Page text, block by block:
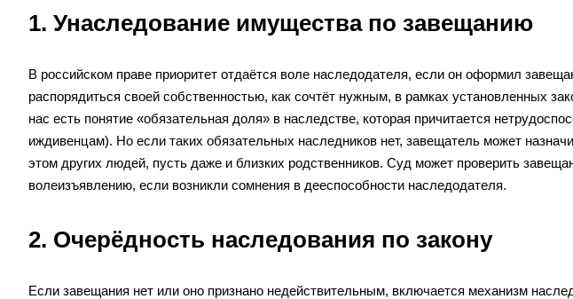
1. Унаследование имущества по завещанию
В российском праве приоритет отдаётся воле наследодателя, если он оформил
распорядиться своей собственностью, как сочтёт нужным, в рамках установленных
нас есть понятие «обязательная доля» в наследстве, которая причитается
иждивенцам). Но если таких обязательных наследников нет, завещатель может
этом других людей, пусть даже и близких родственников. Суд может проверить
волеизъявлению, если возникли сомнения в дееспособности наследодателя.
2. Очерёдность наследования по закону
Если завещания нет или оно признано недействительным, включается механизм